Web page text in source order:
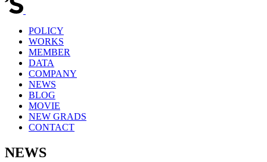
POLICY
WORKS
MEMBER
DATA
COMPANY
NEWS
BLOG
MOVIE
NEW GRADS
CONTACT
NEWS